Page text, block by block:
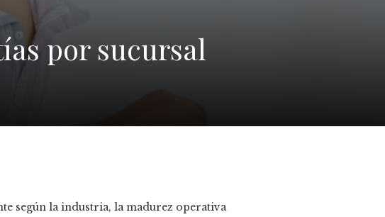
por sucursal
según la industria, la madurez operativa